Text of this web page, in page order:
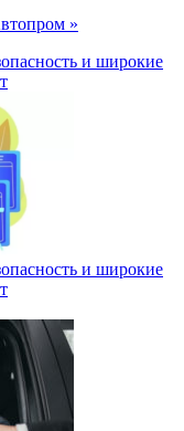
»
и широкие
и широкие